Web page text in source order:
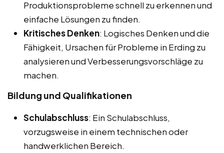
Produktionsprobleme schnell zu erkennen und
einfache Lösungen zu finden.
Kritisches Denken: Logisches Denken und die
Fähigkeit, Ursachen für Probleme in Erding zu
analysieren und Verbesserungsvorschläge zu
machen.
Bildung und Qualifikationen
Schulabschluss: Ein Schulabschluss,
vorzugsweise in einem technischen oder
handwerklichen Bereich.